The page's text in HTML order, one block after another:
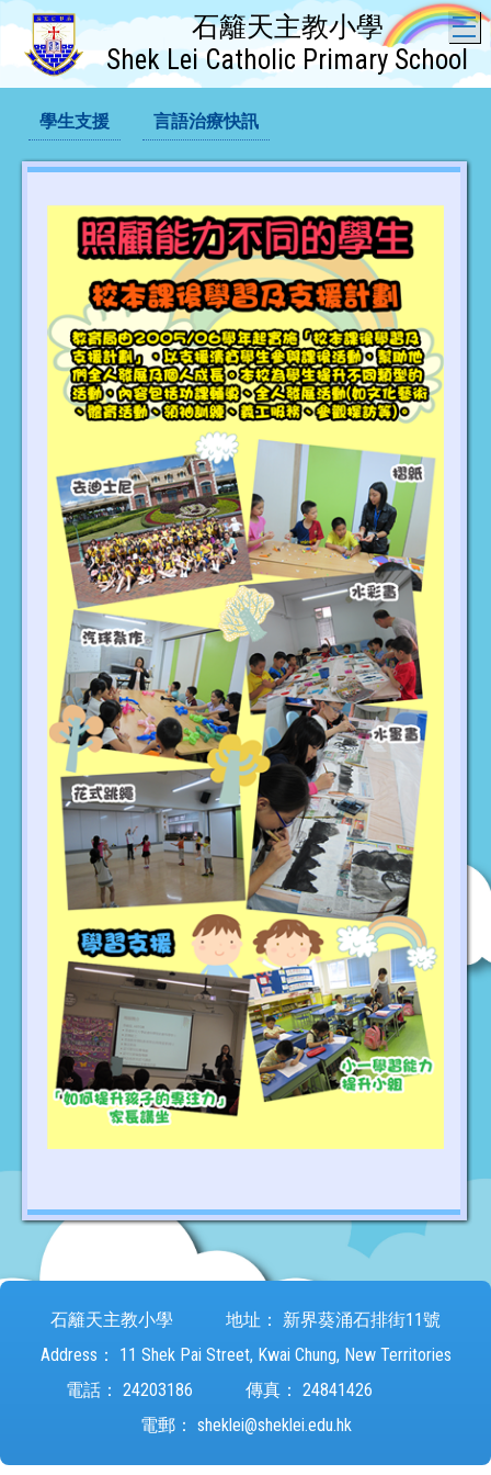
石籬天主教小學
Shek Lei Catholic Primary School
學生支援 言語治療快訊
石籬天主教小學 地址：
新界葵涌石排街11號
Address：
11 Shek Pai Street, Kwai Chung, New Territories
電話： 24203186 傳真： 24841426
電郵： sheklei@sheklei.edu.hk